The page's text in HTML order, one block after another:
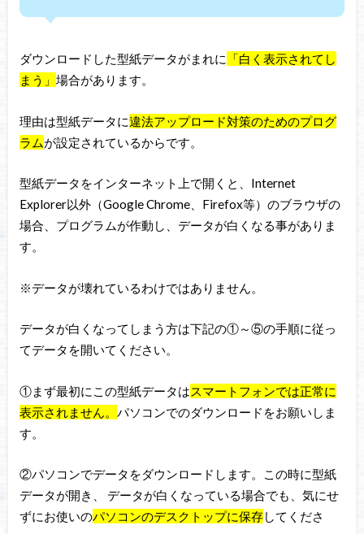
ダウンロードした型紙データがまれに 「白く表示されてし
まう」 場合があります。
理由は型紙データに違法アップロード対策のためのプログ
ラムが設定されているからです。
型紙データをインターネット上で開くと、Internet
Explorer以外（Google Chrome、Firefox等）のブラウザの
場合、プログラムが作動し、データが白くなる事がありま
す。
※データが壊れているわけではありません。
データが白くなってしまう方は下記の①～⑤の手順に従っ
てデータを開いてください。
①まず最初にこの型紙データはスマートフォンでは正常に
表示されません。 パソコンでのダウンロードをお願いしま
す。
②パソコンでデータをダウンロードします。この時に型紙
データが開き、 データが白くなっている場合でも、気にせ
ずにお使いのパソコンのデスクトップに保存してくださ